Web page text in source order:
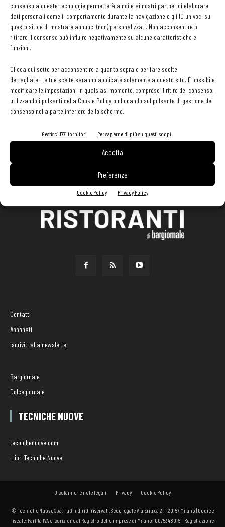
consenso a queste tecnologie permetterà a noi e ai nostri partner di elaborare
dati personali come il comportamento durante la navigazione o gli ID univoci su
questo sito e di mostrare annunci (non) personalizzati. Non acconsentire o
ritirare il consenso può influire negativamente su alcune caratteristiche e
funzioni.
Clicca qui sotto per acconsentire a quanto sopra o per fare scelte
dettagliate. Le tue scelte saranno applicate solamente a questo sito. È possibile
modificare le impostazioni in qualsiasi momento, compreso il ritiro del consenso,
utilizzando i pulsanti della Cookie Policy o cliccando sul pulsante di gestione del
consenso nella parte inferiore dello schermo.
Gestisci 1771 fornitori Per saperne di più su questi scopi
Accetta
Preferenze
Cookie Policy Privacy Policy
EDICOLA WEB
Contatti
Abbonati
Iscriviti alla newsletter
Bargiornale
Dolcegiornale
TECNICHE NUOVE
tecnichenuove.com
I libri Tecniche Nuove
Disclaimer e note legali Privacy Cookie Policy
© Tecniche Nuove Spa. Tutti i diritti riservati. Sede legale Via Eritrea 21 - 20157 Milano | Codice
fiscale, Partita IVA e Iscrizione al Registro delle imprese di Milano: 00753480151 | Registrazione